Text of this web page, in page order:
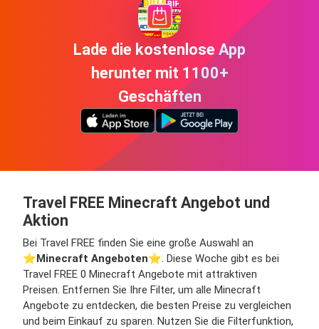
Lade die kostenlose App
herunter mit 1100+
Geschäften
Travel FREE Minecraft Angebot und
Aktion
Bei Travel FREE finden Sie eine große Auswahl an
⭐️Minecraft Angeboten⭐️. Diese Woche gibt es bei
Travel FREE 0 Minecraft Angebote mit attraktiven
Preisen. Entfernen Sie Ihre Filter, um alle Minecraft
Angebote zu entdecken, die besten Preise zu vergleichen
und beim Einkauf zu sparen. Nutzen Sie die Filterfunktion,